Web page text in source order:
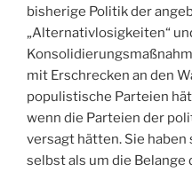
bisherige Politik der
„Alternativlosigkeiten“
mit Erschrecken an den
populistische Parteien
wenn die Parteien der
versagt hätten. Sie
selbst als um die